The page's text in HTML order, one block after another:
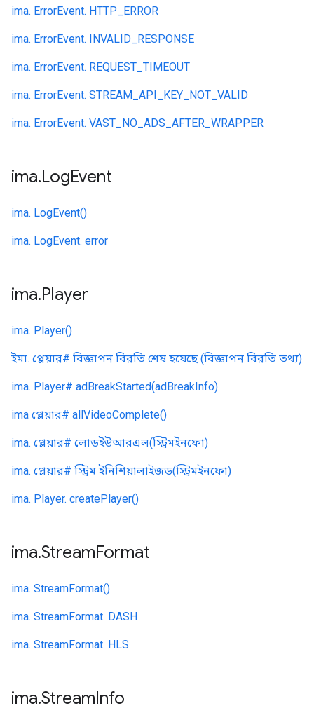
ima. ErrorEvent. HTTP_ERROR
ima. ErrorEvent. INVALID_RESPONSE
ima. ErrorEvent. REQUEST_TIMEOUT
ima. ErrorEvent. STREAM_API_KEY_NOT_VALID
ima. ErrorEvent. VAST_NO_ADS_AFTER_WRAPPER
ima.LogEvent
ima. LogEvent()
ima. LogEvent. error
ima.Player
ima. Player()
ইমা. প্লেয়ার# বিজ্ঞাপন বিরতি শেষ হয়েছে (বিজ্ঞাপন বিরতি তথ্য)
ima. Player# adBreakStarted(adBreakInfo)
ima প্লেয়ার# allVideoComplete()
ima. প্লেয়ার# লোডইউআরএল(স্ট্রিমইনফো)
ima. প্লেয়ার# স্ট্রিম ইনিশিয়ালাইজড(স্ট্রিমইনফো)
ima. Player. createPlayer()
ima.StreamFormat
ima. StreamFormat()
ima. StreamFormat. DASH
ima. StreamFormat. HLS
ima.StreamInfo